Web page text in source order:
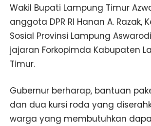
Wakil Bupati Lampung Timur
anggota DPR RI Hanan A. Razak,
Sosial Provinsi Lampung
jajaran Forkopimda Kabupaten
Timur.
Gubernur berharap, bantuan
dan dua kursi roda yang
warga yang membutuhkan